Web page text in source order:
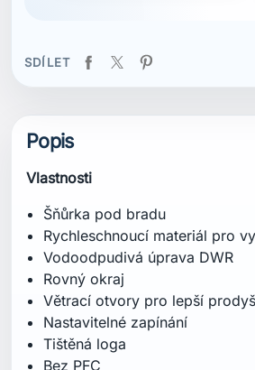
SDÍLET
Popis
Vlastnosti
Šňůrka pod bradu
Rychleschnoucí materiál pro
Vodoodpudivá úprava DWR
Rovný okraj
Větrací otvory pro lepší
Nastavitelné zapínání
Tištěná loga
Bez PFC